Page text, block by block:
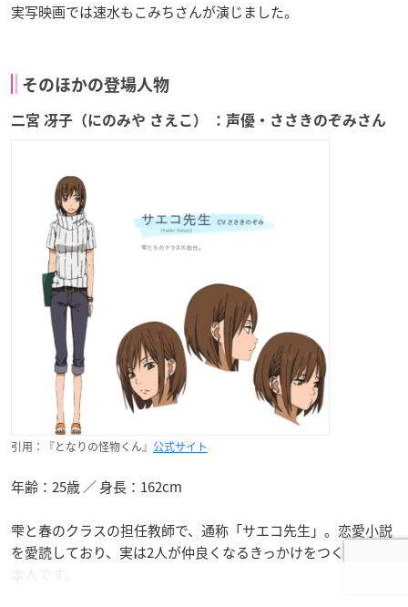
実写映画では速水もこみちさんが演じました。
そのほかの登場人物
二宮 冴子（にのみや さえこ） ：声優・ささきのぞみさん
引用：『となりの怪物くん』 公式サイト
年齢：25歳 ／ 身長：162cm
雫と春のクラスの担任教師で、通称「サエコ先生」。恋愛小説
を愛読しており、実は2人が仲良くなるきっかけをつくった張